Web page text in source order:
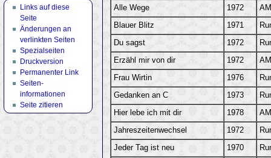
Alle Wege 1972
Blauer Blitz 1971
Du sagst 1972
Erzähl mir von dir 1972
Frau Wirtin 1976
Gedanken an C 1973
Hier lebe ich mit dir 1978
Jahreszeitenwechsel 1972
Jeder Tag ist neu 1970
Links auf diese
Seite
Änderungen an
verlinkten Seiten
Spezialseiten
Druckversion
Permanenter Link
Seiten­
informationen
Seite zitieren